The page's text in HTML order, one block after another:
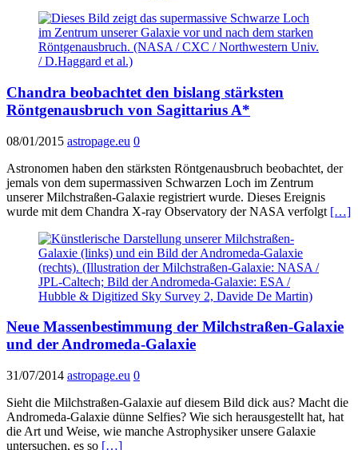
Chandra beobachtet den bislang stärksten
Röntgenausbruch von Sagittarius A*
08/01/2015 astropage.eu 0
Astronomen haben den stärksten Röntgenausbruch beobachtet, der
jemals von dem supermassiven Schwarzen Loch im Zentrum
unserer Milchstraßen-Galaxie registriert wurde. Dieses Ereignis
wurde mit dem Chandra X-ray Observatory der NASA verfolgt […]
Neue Massenbestimmung der Milchstraßen-Galaxie
und der Andromeda-Galaxie
31/07/2014 astropage.eu 0
Sieht die Milchstraßen-Galaxie auf diesem Bild dick aus? Macht die
Andromeda-Galaxie dünne Selfies? Wie sich herausgestellt hat, hat
die Art und Weise, wie manche Astrophysiker unsere Galaxie
untersuchen, es so […]